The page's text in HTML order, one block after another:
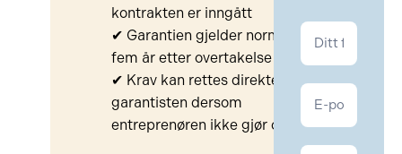
kontrakten er inngått
✔ Garantien gjelder normalt i
fem år etter overtakelse
✔ Krav kan rettes direkte mot
garantisten dersom
entreprenøren ikke gjør opp
Kontakt